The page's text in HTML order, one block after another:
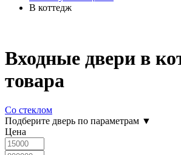
В коттедж
Входные двери в
товара
Со стеклом
Подберите дверь по параметрам ▼
Цена